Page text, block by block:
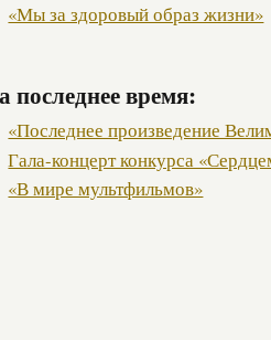
«Мы за здоровый образ жизни»
последнее время:
«Последнее произведение
Гала-концерт конкурса
«В мире мультфильмов»